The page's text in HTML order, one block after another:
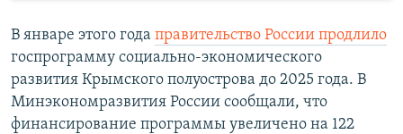
В январе этого года правительство России продлило
госпрограмму социально-экономического
развития Крымского полуострова до 2025 года. В
Минэкономразвития России сообщали, что
финансирование программы увеличено на 122